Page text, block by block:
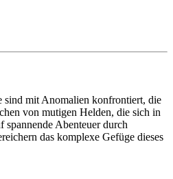
sind mit Anomalien konfrontiert, die
von mutigen Helden, die sich in
Abenteuer durch
das komplexe Gefüge dieses